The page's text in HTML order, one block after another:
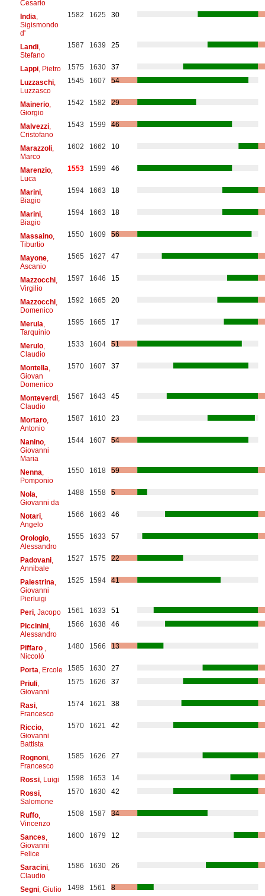
Cesario
India
Sigismondo
d'
1582 1625 30
Landi,
Stefano
1587 1639 25
Lappi, Pietro 1575 1630
37
Luzzaschi,
Luzzasco
1545 1607 54
Mainerio,
Giorgio
1542 1582 29
Malvezzi,
Cristofano
1543 1599 46
Marazzoli,
Marco
1602 1662 10
Marenzio,
Luca
1553 1599 46
Marini,
Biagio
1594 1663 18
Marini,
Biagio
1594 1663 18
Massaino,
Tiburtio
1550 1609 56
Mayone,
Ascanio
1565 1627 47
Mazzocchi,
Virgilio
1597 1646 15
Mazzocchi,
Domenico
1592 1665 20
Merula
Tarquinio
1595 1665 17
Merulo,
Claudio
1533 1604 51
Montella
Giovan
Domenico
1570 1607 37
Monteverdi,
Claudio
1567 1643 45
Mortaro,
Antonio
1587 1610 23
Nanino,
Giovanni
Maria
1544 1607 54
Nenna
Pomponio
1550 1618 59
Nola
Giovanni da
1488 1558 5
Notari,
Angelo
1566 1663 46
Orologio,
Alessandro
1555 1633 57
Padovani,
Annibale
1527 1575 22
Palestrina
Giovanni
Pierluigi
1525 1594 41
Peri, Jacopo 1561 1633
51
Piccinini,
Alessandro
1566 1638 46
Piffaro
Niccolò
1480 1566 13
Porta , Ercole 1585 1630
27
Priuli,
Giovanni
1575 1626 37
Rasi,
Francesco
1574 1621 38
Riccio,
Giovanni
Battista
1570 1621 42
Rognoni,
Francesco
1585 1626 27
Rossi, Luigi 1598 1653
14
Rossi,
Salomone
1570 1630 42
Ruffo,
Vincenzo
1508 1587 34
Sances
Giovanni
Felice
1600 1679 12
Saracini,
Claudio
1586 1630 26
Segni, Giulio 1498 1561
8